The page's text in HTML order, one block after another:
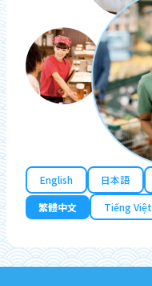
English 日本語
繁體中文
Tiếng Việt